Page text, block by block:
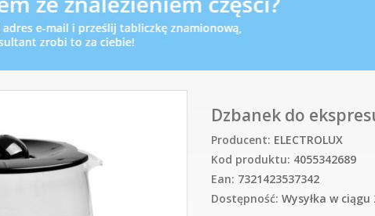
Dzbanek do
Producent: ELECTROLUX
Kod produktu: 4055342689
Ean: 7321423537342
Dostępność: Wysyłka w ciągu